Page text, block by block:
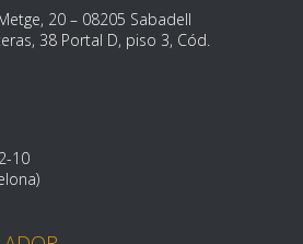
20– 08205 Sabadell
38 Portal D, piso 3, Cód.
10